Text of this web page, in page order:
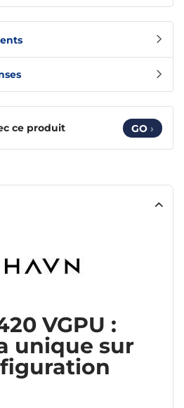
ce produit GO ›
VGPU :
unique sur